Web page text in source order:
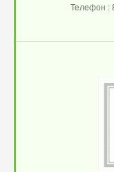
Телефон :